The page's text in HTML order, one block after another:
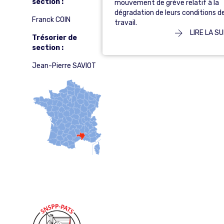
section :
Franck COIN
Trésorier de
section :
Jean-Pierre SAVIOT
mouvement de grève relatif à la
dégradation de leurs conditions
travail.
LIRE LA